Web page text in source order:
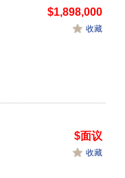
$1,898,000
收藏
$面议
收藏